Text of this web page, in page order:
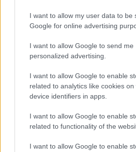
I want to allow my user data to be
Google for online advertising
I want to allow Google to send me
personalized advertising.
I want to allow Google to enable
related to analytics like cookies on
device identifiers in apps.
I want to allow Google to enable
related to functionality of the
I want to allow Google to enable
2022. november 3.